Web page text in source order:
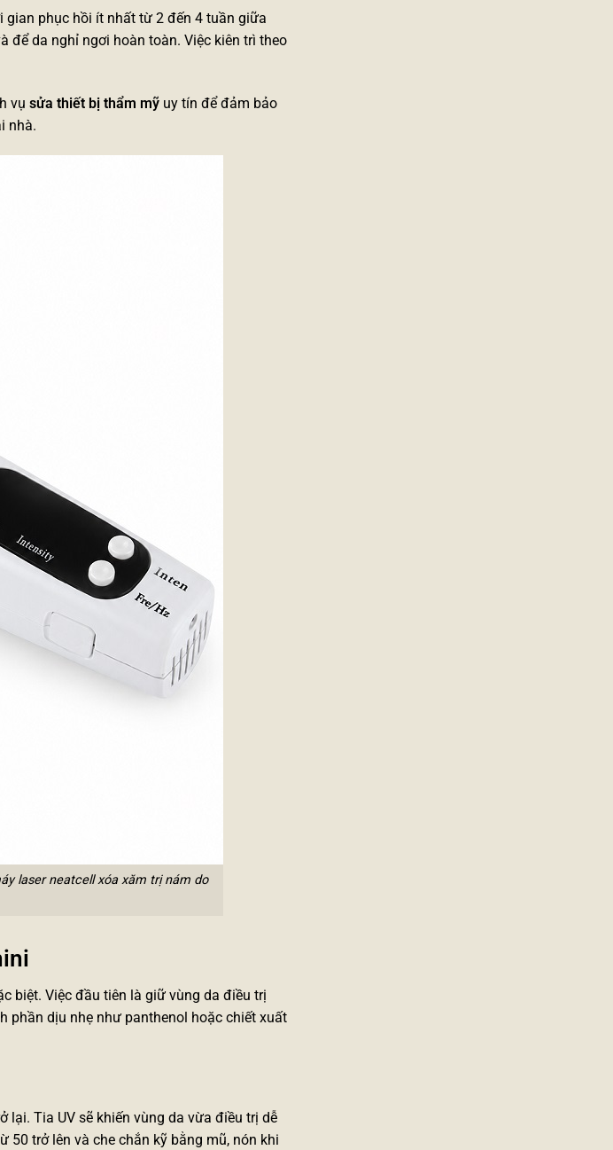
phục hồi ít nhất từ 2 đến 4 tuần giữa
để da nghỉ ngơi hoàn toàn. Việc kiên trì theo
vụ sửa thiết bị thẩm mỹ uy tín để đảm bảo
nhà.
laser neatcell xóa xăm trị nám do
biệt. Việc đầu tiên là giữ vùng da điều trị
phần dịu nhẹ như panthenol hoặc chiết xuất
lại. Tia UV sẽ khiến vùng da vừa điều trị dễ
50 trở lên và che chắn kỹ bằng mũ, nón khi